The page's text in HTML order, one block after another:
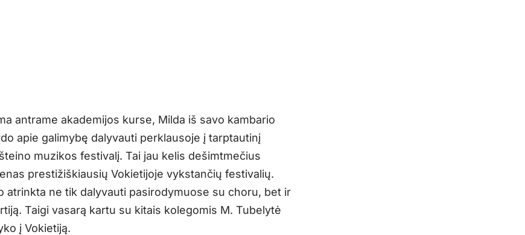
antrame akademijos kurse, Milda iš savo kambario
apie galimybę dalyvauti perklausoje į tarptautinį
muzikos festivalį. Tai jau kelis dešimtmečius
prestižiškiausių Vokietijoje vykstančių festivalių.
atrinkta ne tik dalyvauti pasirodymuose su choru, bet ir
Taigi vasarą kartu su kitais kolegomis M. Tubelytė
į Vokietiją.